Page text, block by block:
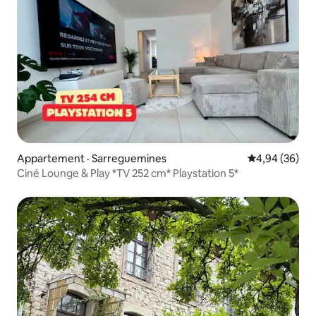
Appartement · Sarreguemines Note
4,94 (36)
Ciné Lounge & Play *TV 252 cm* Playstation 5*